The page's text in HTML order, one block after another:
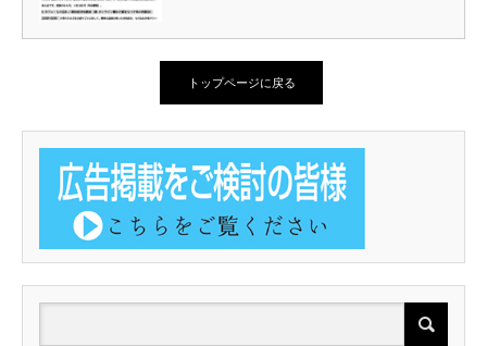
トップページに戻る